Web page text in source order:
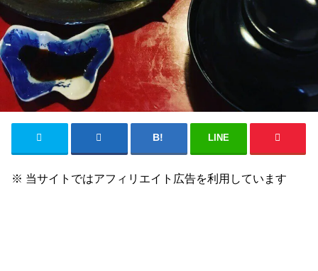
LINE
※ 当サイトではアフィリエイト広告を利用しています